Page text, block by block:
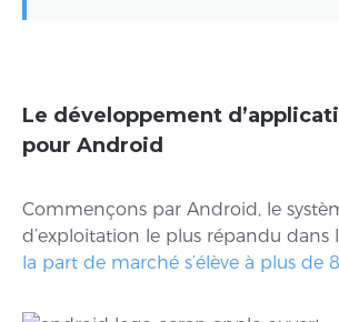
Le développement
pour Android
Commençons par Android, le
d’exploitation le plus répandu
la part de marché s’élève à plus de